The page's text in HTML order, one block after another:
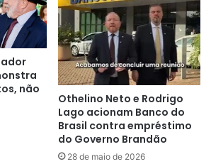
à justiça que apure as
vereador Dominguinhos
da prefeita Valéria,
Chama de Ladrão
Presidente Sarney-MA
não
Othelino Neto e Rodrigo
Lago acionam Banco do
Brasil contra empréstimo
do Governo Brandão
28 de maio de 2026